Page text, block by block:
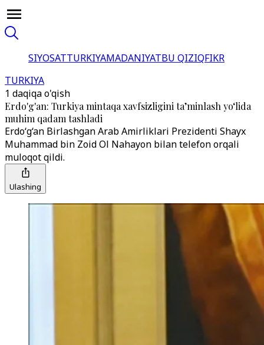
SIYOSATTURKIYAMADANIYATBU QIZIQFIKR
TURKIYA
1 daqiqa o'qish
Erdo'g'an: Turkiya mintaqa xavfsizligini ta’minlash yo‘lida
muhim qadam tashladi
Erdo‘g‘an Birlashgan Arab Amirliklari Prezidenti Shayx
Muhammad bin Zoid Ol Nahayon bilan telefon orqali
muloqot qildi.
Ulashing